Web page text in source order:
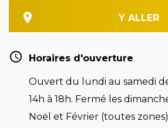
Y ALLER
Horaires d'ouverture
Ouvert du lundi au samedi
14h à 18h. Fermé les
Noël et Février (toutes